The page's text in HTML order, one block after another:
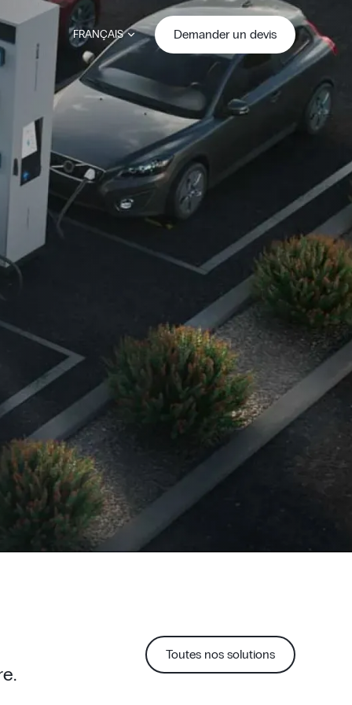
FRANÇAIS Demander un devis
Toutes nos solutions